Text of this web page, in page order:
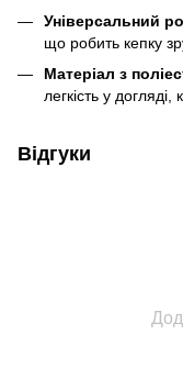
Універсальний
що робить кепку
Матеріал з
легкість у
Відгуки